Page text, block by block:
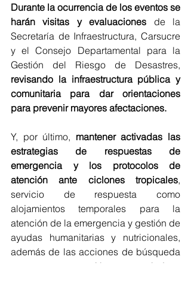
Durante la ocurrencia de los eventos se
harán visitas y evaluaciones de la
Secretaría de Infraestructura, Carsucre
y el Consejo Departamental para la
revisando la infraestructura pública y
comunitaria para dar orientaciones
para prevenir mayores afectaciones.
Y, por último, mantener activadas las
estrategias de respuestas de
emergencia y los protocolos de
atención ante ciclones tropicales,
servicio de respuesta como
alojamientos temporales para la
atención de la emergencia y gestión de
ayudas humanitarias y nutricionales,
además de las acciones de búsqueda
y rescate, atención en salud y